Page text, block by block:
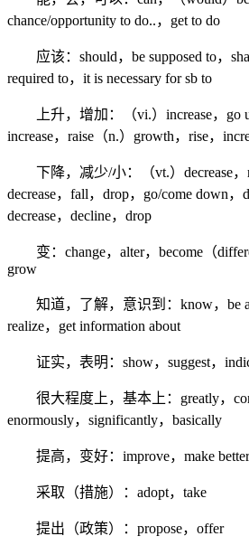
chance/opportunity to do..，get to do
应该：should，be supposed to，
required to，it is necessary for sb to
上升，增加：（vi.）increase，go
increase，raise（n.）growth，rise，
下降，减少/小：（vt.）decrease，
decrease，fall，drop，go/come down，
decrease，decline，drop
变：change，alter，become（
grow
知道，了解，意识到：know，be
realize，get information about
证实，表明：show，suggest，
很大程度上，基本上：greatly，
enormously，significantly，basically
提高，变好：improve，make better
采取（措施）：adopt，take
提出（政策）：propose，offer